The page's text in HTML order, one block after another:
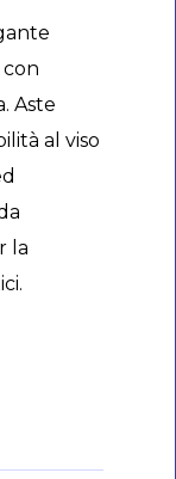
Aste
al viso
la